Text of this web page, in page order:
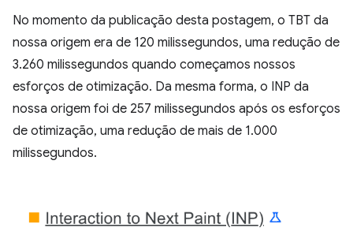
No momento da publicação desta postagem, o TBT da
nossa origem era de 120 milissegundos, uma redução de
3.260 milissegundos quando começamos nossos
esforços de otimização. Da mesma forma, o INP da
nossa origem foi de 257 milissegundos após os esforços
de otimização, uma redução de mais de 1.000
milissegundos.